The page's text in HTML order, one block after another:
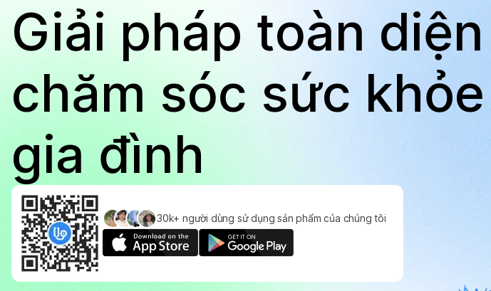
Giải pháp toàn diện
chăm sóc sức khỏe
gia đình
30k+ người dùng sử dụng sản phẩm của chúng tôi